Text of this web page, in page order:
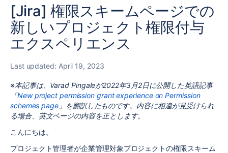
[Jira] 権限スキームページでの
新しいプロジェクト権限付与
エクスペリエンス
Last updated: April 19, 2023
※本記事は、Varad Pingaleが2022年3月2日に公開した英語記事
「New project permission grant experience on Permission
schemes page 」を翻訳したものです。内容に相違が見受けられ
る場合、英文ページの内容を正とします。
こんにちは。
プロジェクト管理者が企業管理対象プロジェクトの権限スキーム